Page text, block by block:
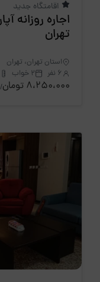
اقامتگاه جدید
اجاره روزانه
تهران
استان تهران، تهران
6 نفر
2 خواب
8،250،000 تومان